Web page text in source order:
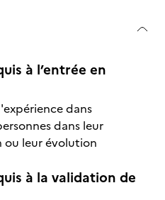
à l’entrée en
dans
dans leur
leur évolution
à la validation de